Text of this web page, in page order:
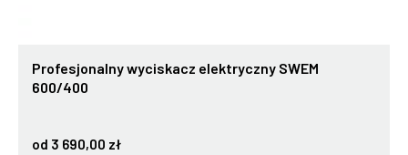
Profesjonalny wyciskacz elektryczny SWEM
600/400
od 3 690,00 zł